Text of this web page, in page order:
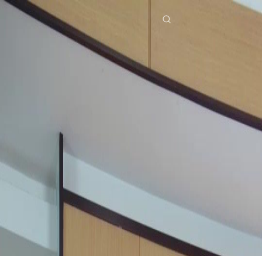
rahasia di balik perpisahan Episode 60